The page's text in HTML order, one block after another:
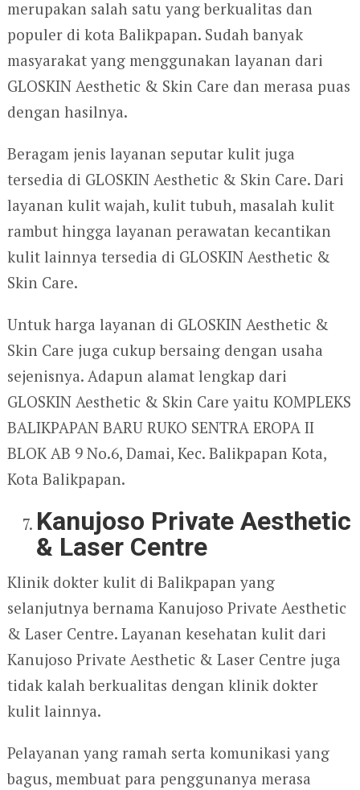
merupakan salah satu yang berkualitas dan
populer di kota Balikpapan. Sudah banyak
masyarakat yang menggunakan layanan dari
GLOSKIN Aesthetic & Skin Care dan merasa puas
dengan hasilnya.
Beragam jenis layanan seputar kulit juga
tersedia di GLOSKIN Aesthetic & Skin Care. Dari
layanan kulit wajah, kulit tubuh, masalah kulit
rambut hingga layanan perawatan kecantikan
kulit lainnya tersedia di GLOSKIN Aesthetic &
Skin Care.
Untuk harga layanan di GLOSKIN Aesthetic &
Skin Care juga cukup bersaing dengan usaha
sejenisnya. Adapun alamat lengkap dari
GLOSKIN Aesthetic & Skin Care yaitu KOMPLEKS
BALIKPAPAN BARU RUKO SENTRA EROPA II
BLOK AB 9 No.6, Damai, Kec. Balikpapan Kota,
Kota Balikpapan.
Kanujoso Private Aesthetic
& Laser Centre
Klinik dokter kulit di Balikpapan yang
selanjutnya bernama Kanujoso Private Aesthetic
& Laser Centre. Layanan kesehatan kulit dari
Kanujoso Private Aesthetic & Laser Centre juga
tidak kalah berkualitas dengan klinik dokter
kulit lainnya.
Pelayanan yang ramah serta komunikasi yang
bagus, membuat para penggunanya merasa